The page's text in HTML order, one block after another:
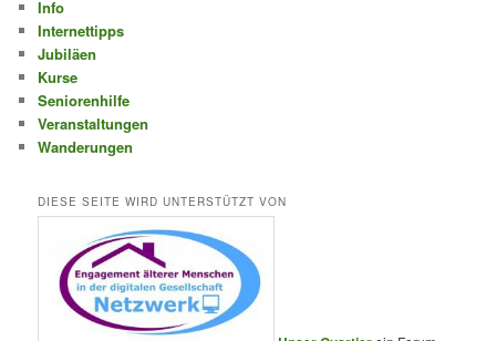
Info
Internettipps
Jubiläen
Kurse
Seniorenhilfe
Veranstaltungen
Wanderungen
DIESE SEITE WIRD UNTERSTÜTZT VON